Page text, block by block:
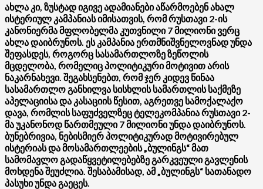
ახლა კი, ზუსტად იგივე ადამიანები აწარმოებენ ახალ
ისტერიულ კამპანიას იმისათვის, რომ რუსთავი 2-ის
კანონიერმა მფლობელმა კუთვნილი 7 მილიონი ვერც
ახლა დაიბრუნოს. ეს კამპანია ერთმნიშვნელოვნად უნდა
შეფასდეს, როგორც სასამართლოზე ზეწოლის
მცდელობა, რომელიც პოლიტიკური მოტივით არის
ნაკარნახევი. შეგახსენებთ, რომ ჯერ კიდევ წინაა
სასამართლო განხილვა სისხლის სამართლის საქმეზე
აპელაციისა და კასაციის წესით, აგრეთვე სამოქალაქო
დავა, რომლის საფუძველზეც ტელეკომპანია რუსთავი 2-
მა უკანონოდ წართმეული 7 მილიონი უნდა დაიბრუნოს.
ბუნებრივია, ნებისმიერ პოლიტიკურად მოტივირებულ
ისტერიას და მოსამართლეების „ბულინგს“ მათ
სამომავლო გადაწყვეტილებებზე გარკვეული გავლენის
მოხდენა შეუძლია. შესაბამისად, ამ „ბულინგს“ სათანადო
პასუხი უნდა გაეცეს.